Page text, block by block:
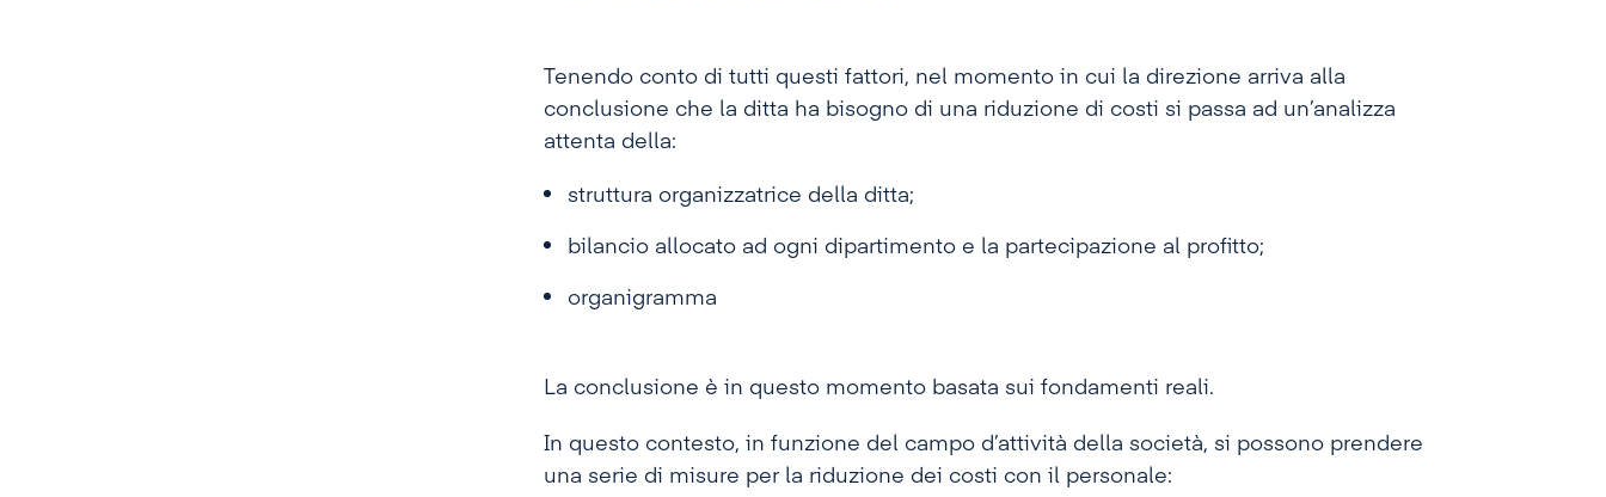
Tenendo conto di tutti questi fattori, nel momento in cui la direzione arriva alla
conclusione che la ditta ha bisogno di una riduzione di costi si passa ad un’analizza
attenta della:
struttura organizzatrice della ditta;
bilancio allocato ad ogni dipartimento e la partecipazione al profitto;
organigramma
La conclusione è in questo momento basata sui fondamenti reali.
In questo contesto, in funzione del campo d’attività della società, si possono prendere
una serie di misure per la riduzione dei costi con il personale: